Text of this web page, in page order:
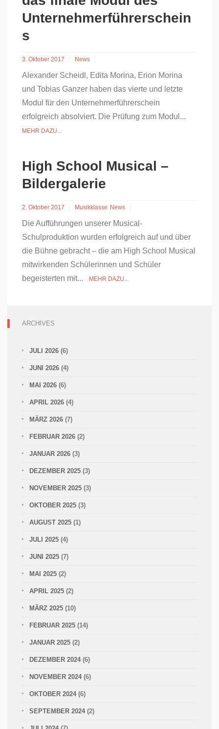
Unternehmerführerschein
s
3. Oktober 2017 News
Alexander Scheidl, Edita Morina, Erion Morina
und Tobias Ganzer haben das vierte und letzte
Modul für den Unternehmerführerschein
erfolgreich absolviert. Die Prüfung zum Modul...
MEHR DAZU...
High School Musical –
Bildergalerie
2. Oktober 2017 Musikklasse News
Die Aufführungen unserer Musical-
Schulproduktion wurden erfolgreich auf und über
die Bühne gebracht – die am High School Musical
mitwirkenden Schülerinnen und Schüler
begeisterten mit...
MEHR DAZU...
ARCHIVES
JULI 2026 (6)
JUNI 2026 (4)
MAI 2026 (6)
APRIL 2026 (4)
MÄRZ 2026 (7)
FEBRUAR 2026 (2)
JANUAR 2026 (3)
DEZEMBER 2025 (3)
NOVEMBER 2025 (3)
OKTOBER 2025 (3)
AUGUST 2025 (1)
JULI 2025 (4)
JUNI 2025 (7)
MAI 2025 (2)
APRIL 2025 (2)
MÄRZ 2025 (10)
FEBRUAR 2025 (14)
JANUAR 2025 (2)
DEZEMBER 2024 (6)
NOVEMBER 2024 (6)
OKTOBER 2024 (6)
SEPTEMBER 2024 (2)